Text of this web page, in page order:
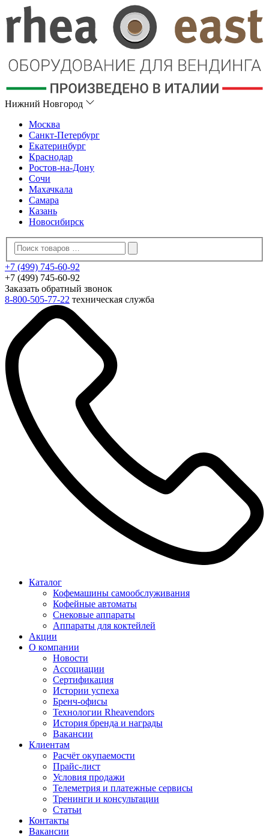
Нижний Новгород
Москва
Санкт-Петербург
Екатеринбург
Краснодар
Ростов-на-Дону
Сочи
Махачкала
Самара
Казань
Новосибирск
+7 (499) 745-60-92
+7 (499) 745-60-92
Заказать обратный звонок
8-800-505-77-22 техническая служба
Каталог
Кофемашины самообслуживания
Кофейные автоматы
Снековые аппараты
Аппараты для коктейлей
Акции
О компании
Новости
Ассоциации
Сертификация
Истории успеха
Бренч-офисы
Технологии Rheavendors
История бренда и награды
Вакансии
Клиентам
Расчёт окупаемости
Прайс-лист
Условия продажи
Телеметрия и платежные сервисы
Тренинги и консультации
Статьи
Контакты
Вакансии